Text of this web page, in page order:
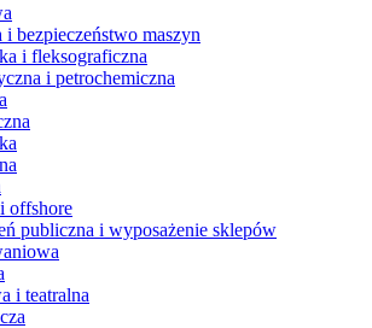
bezpieczeństwo maszyn
i fleksograficzna
i petrochemiczna
offshore
publiczna i wyposażenie sklepów
i teatralna